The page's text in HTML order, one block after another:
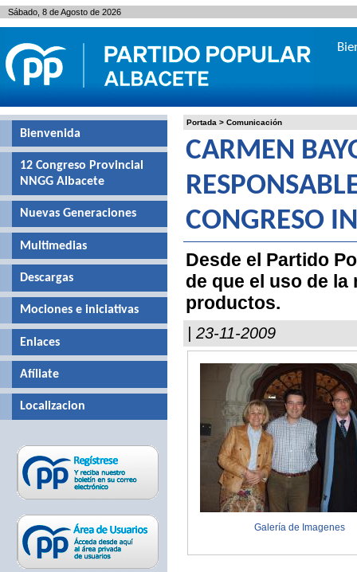
Portada > Comunicación
CARMEN
CONGRESO
Desde el Partido
de que el uso de
productos.
| 23-11-2009
Galería de Imagenes
Bienvenida
12 Congreso Provincial
NNGG Albacete
Nuevas Generaciones
Multimedias
Descargas
Mociones e iniciativas
Enlaces
Afíliate
Localizacion
Sábado, 8 de Agosto de 2026